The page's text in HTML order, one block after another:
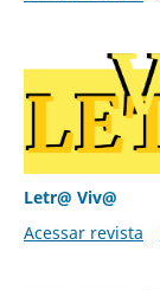
Letr@ Viv@
Acessar revista